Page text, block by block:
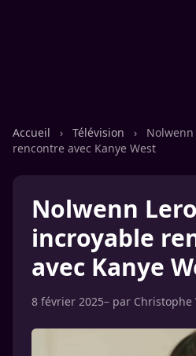
Accueil › Télévision ›
rencontre avec Kanye West
Nolwenn
incroyable
avec Kanye
8 février 2025– par Christophe